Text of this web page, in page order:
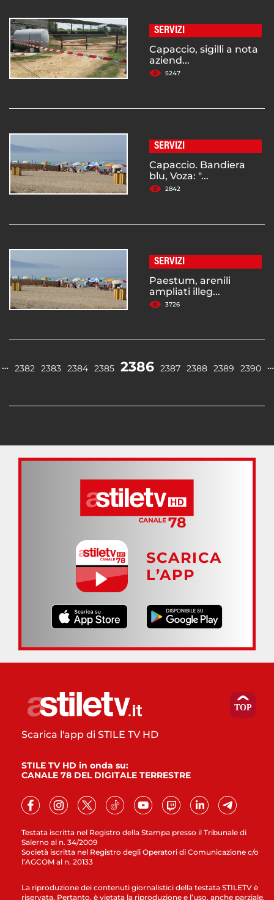
SERVIZI
Capaccio, sigilli a nota
aziend...
5247
SERVIZI
Capaccio. Bandiera
blu, Voza: "...
2842
SERVIZI
Paestum, arenili
ampliati illeg...
3726
… 2382 2383 2384 2385 2386 2387 2388 2389 2390 …
SCARICA
L’APP
Testata iscritta nel Registro della Stampa presso il Tribunale di
Salerno al n. 34/2009
Società iscritta nel Registro degli Operatori di Comunicazione c/o
l’AGCOM al n. 20133
Scarica l'app di STILE TV HD
STILE TV HD in onda su:
CANALE 78 DEL DIGITALE TERRESTRE
La riproduzione dei contenuti giornalistici della testata STILETV è
riservata. Pertanto, è vietata la riproduzione e l’uso, anche parziale,